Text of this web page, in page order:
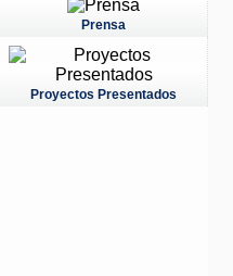
Prensa
Proyectos Presentados